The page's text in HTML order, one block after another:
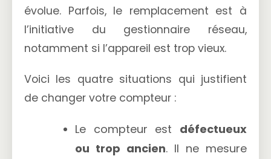
évolue. Parfois, le remplacement est à
l’initiative du gestionnaire réseau,
notamment si l’appareil est trop vieux.
Voici les quatre situations qui justifient
de changer votre compteur :
Le compteur est défectueux
ou trop ancien. Il ne mesure